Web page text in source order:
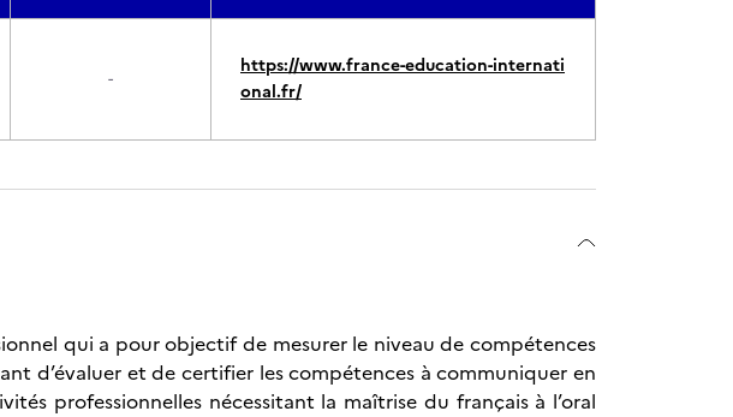
-
https://www.france-education-internati
onal.fr/
qui a pour objectif de mesurer le niveau de compétences
d’évaluer et de certifier les compétences à communiquer en
professionnelles nécessitant la maîtrise du français à l’oral